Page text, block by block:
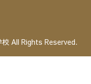
All Rights Reserved.